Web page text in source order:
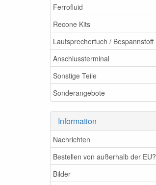
Ferrofluid
Recone Kits
Lautsprechertuch / Bespannstoff
Anschlussterminal
Sonstige Teile
Sonderangebote
Information
Nachrichten
Bestellen von außerhalb der EU?
Bilder